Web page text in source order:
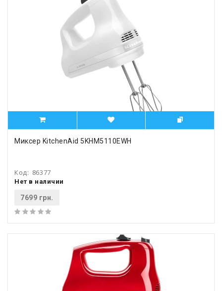
Миксер KitchenAid 5KHM5110EWH
Код: 86377
Нет в наличии
7699 грн.